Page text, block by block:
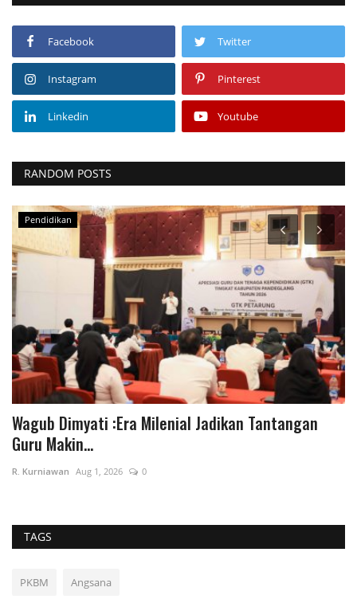
Facebook Twitter
Instagram Pinterest
Linkedin Youtube
RANDOM POSTS
Pendidikan
Wagub Dimyati :Era Milenial Jadikan Tantangan
Guru Makin...
R. Kurniawan Aug 1, 2026 0
TAGS
PKBM Angsana